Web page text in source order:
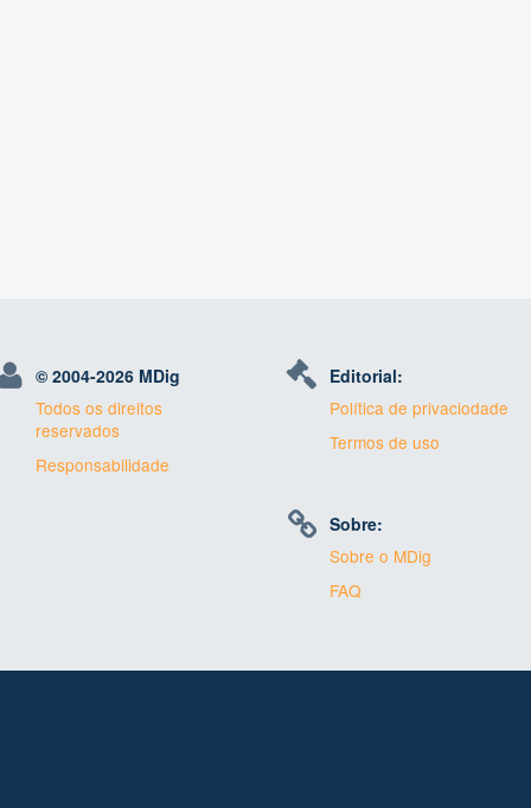
© 2004-2026 MDig
Todos os direitos
reservados
Responsabilidade
Editorial:
Política de privaciodade
Termos de uso
Sobre:
Sobre o MDig
FAQ